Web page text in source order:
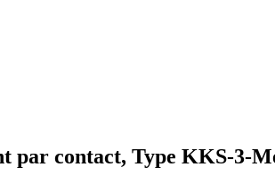
par contact, Type KKS-3-